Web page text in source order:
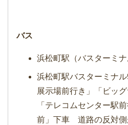
バス
浜松町駅（バスターミナ
浜松町駅バスターミナ
展示場前行き」「ビッ
「テレコムセンター駅
前」下車 道路の反対側